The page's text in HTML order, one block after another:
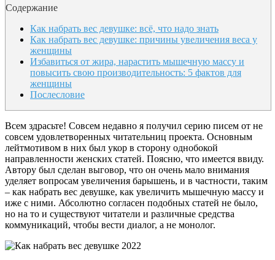
Содержание
Как набрать вес девушке: всё, что надо знать
Как набрать вес девушке: причины увеличения веса у
женщины
Избавиться от жира, нарастить мышечную массу и
повысить свою производительность: 5 фактов для
женщины
Послесловие
Всем здрасьте! Совсем недавно я получил серию писем от не
совсем удовлетворенных читательниц проекта. Основным
лейтмотивом в них был укор в сторону однобокой
направленности женских статей. Поясню, что имеется ввиду.
Автору был сделан выговор, что он очень мало внимания
уделяет вопросам увеличения барышень, и в частности, таким
– как набрать вес девушке, как увеличить мышечную массу и
иже с ними. Абсолютно согласен подобных статей не было,
но на то и существуют читатели и различные средства
коммуникаций, чтобы вести диалог, а не монолог.